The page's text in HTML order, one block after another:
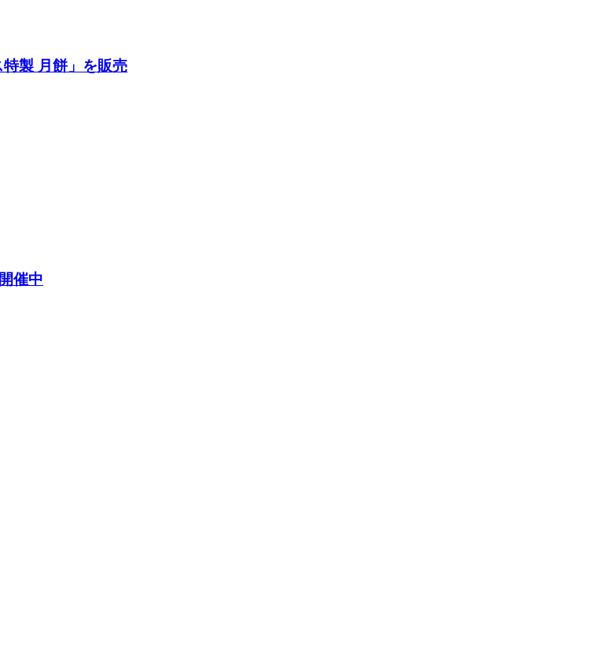
製 月餅」を販売
催中